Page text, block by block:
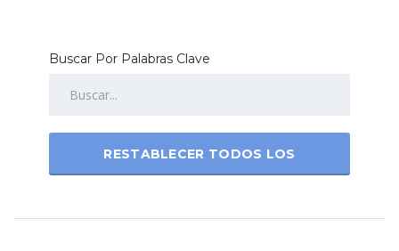
Buscar Por Palabras Clave
RESTABLECER TODOS LOS